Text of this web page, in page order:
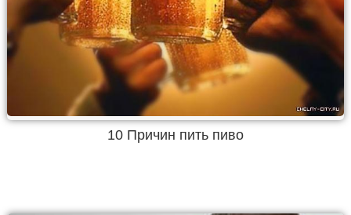
10 Причин пить пиво